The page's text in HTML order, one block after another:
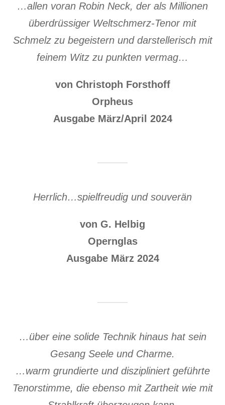
…allen voran Robin Neck, der als Millionen
überdrüssiger Weltschmerz-Tenor mit
Schmelz zu begeistern und darstellerisch mit
feinem Witz zu punkten vermag…
von Christoph Forsthoff
Orpheus
Ausgabe März/April 2024
Herrlich…spielfreudig und souverän
von G. Helbig
Opernglas
Ausgabe März 2024
…über eine solide Technik hinaus hat sein
Gesang Seele und Charme.
…warm grundierte und diszipliniert geführte
Tenorstimme, die ebenso mit Zartheit wie mit